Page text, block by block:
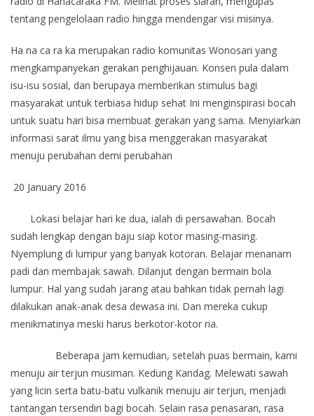
tentang pengelolaan radio hingga mendengar visi misinya.
Ha na ca ra ka merupakan radio komunitas Wonosari yang
mengkampanyekan gerakan penghijauan. Konsen pula dalam
isu-isu sosial, dan berupaya memberikan stimulus bagi
masyarakat untuk terbiasa hidup sehat Ini menginspirasi bocah
untuk suatu hari bisa membuat gerakan yang sama. Menyiarkan
informasi sarat ilmu yang bisa menggerakan masyarakat
menuju perubahan demi perubahan
20 January 2016
Lokasi belajar hari ke dua, ialah di persawahan. Bocah
sudah lengkap dengan baju siap kotor masing-masing.
Nyemplung di lumpur yang banyak kotoran. Belajar menanam
padi dan membajak sawah. Dilanjut dengan bermain bola
lumpur. Hal yang sudah jarang atau bahkan tidak pernah lagi
dilakukan anak-anak desa dewasa ini. Dan mereka cukup
menikmatinya meski harus berkotor-kotor ria.
Beberapa jam kemudian, setelah puas bermain, kami
menuju air terjun musiman. Kedung Kandag. Melewati sawah
yang licin serta batu-batu vulkanik menuju air terjun, menjadi
tantangan tersendiri bagi bocah. Selain rasa penasaran, rasa